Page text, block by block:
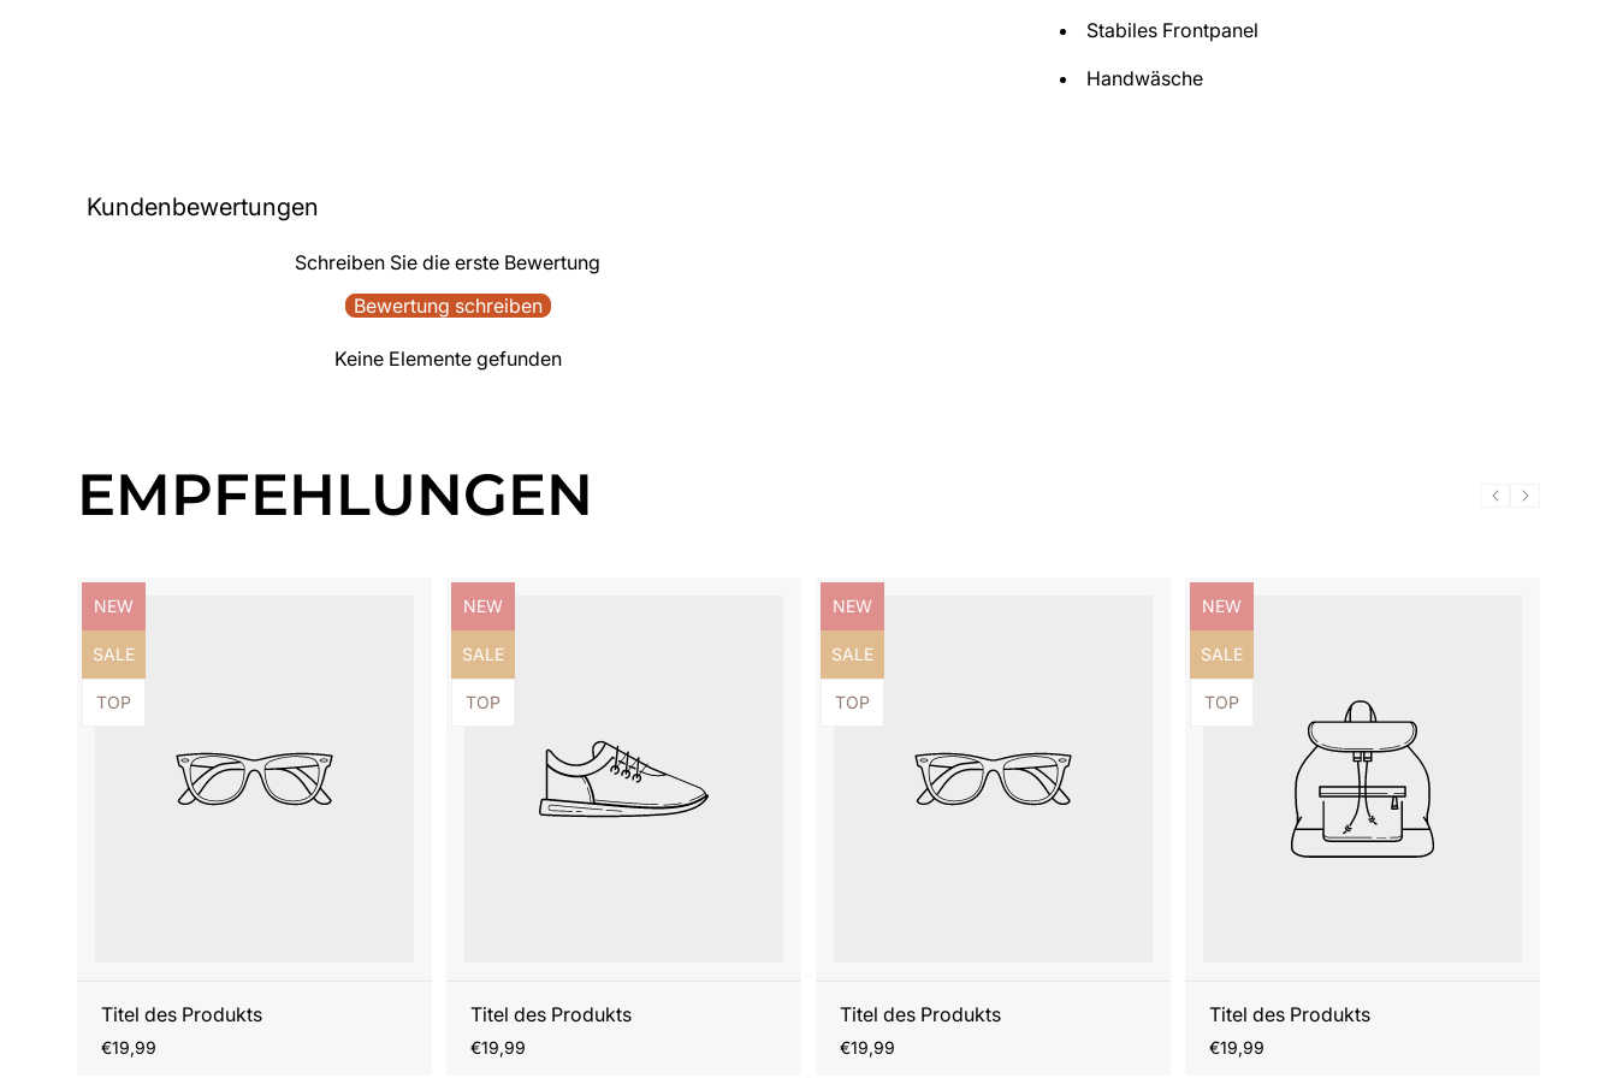
Stabiles Frontpanel
Handwäsche
Kundenbewertungen
Schreiben Sie die erste Bewertung
Bewertung schreiben
Keine Elemente gefunden
EMPFEHLUNGEN
Produktbezeichnung:
NEW
Produktbezeichnung:
SALE
Produktbezeichnung:
TOP
Titel des Produkts
Regulärer
€19,99
Produktbezeichnung:
NEW
Produktbezeichnung:
SALE
Produktbezeichnung:
TOP
Titel des Produkts
Regulärer
€19,99
Produktbezeichnung:
NEW
Produktbezeichnung:
SALE
Produktbezeichnung:
TOP
Titel des Produkts
Regulärer
€19,99
Produktbezeichnung:
NEW
Produktbezeichnung:
SALE
Produktbezeichnung:
TOP
Titel des Produkts
Regulärer
€19,99